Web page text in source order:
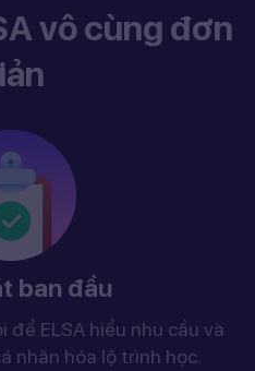
vô cùng đơn
ban đầu
ELSA hiểu nhu cầu và
nhân hóa lộ trình học.